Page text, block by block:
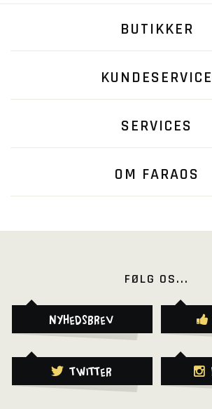
BUTIKKER
KUNDESERVICE
SERVICES
OM FARAOS
FØLG OS...
Nyhedsbrev
Twitter